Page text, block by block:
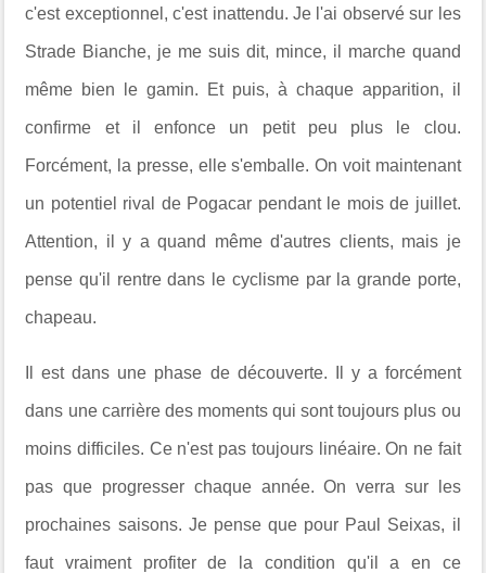
c'est exceptionnel, c'est inattendu. Je l'ai observé sur les
Strade Bianche, je me suis dit, mince, il marche quand
même bien le gamin. Et puis, à chaque apparition, il
confirme et il enfonce un petit peu plus le clou.
Forcément, la presse, elle s'emballe. On voit maintenant
un potentiel rival de Pogacar pendant le mois de juillet.
Attention, il y a quand même d'autres clients, mais je
pense qu'il rentre dans le cyclisme par la grande porte,
chapeau.
Il est dans une phase de découverte. Il y a forcément
dans une carrière des moments qui sont toujours plus ou
moins difficiles. Ce n'est pas toujours linéaire. On ne fait
pas que progresser chaque année. On verra sur les
prochaines saisons. Je pense que pour Paul Seixas, il
faut vraiment profiter de la condition qu'il a en ce